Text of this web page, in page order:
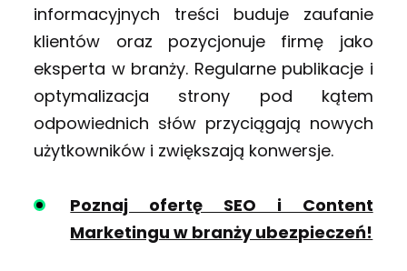
informacyjnych treści buduje zaufanie
klientów oraz pozycjonuje firmę jako
eksperta w branży. Regularne publikacje i
optymalizacja strony pod kątem
odpowiednich słów przyciągają nowych
użytkowników i zwiększają konwersje.
Poznaj ofertę SEO i Content
Marketingu w branży ubezpieczeń!